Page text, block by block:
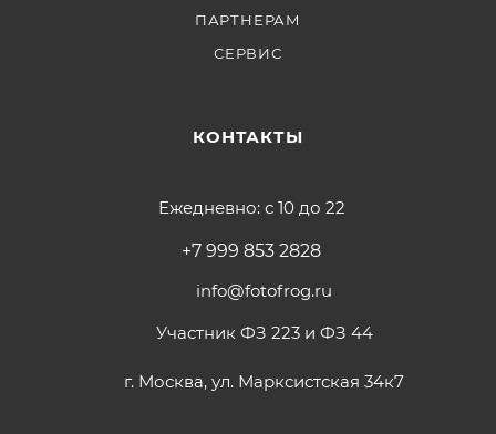
ПАРТНЕРАМ
СЕРВИС
КОНТАКТЫ
Ежедневно: с 10 до 22
+7 999 853 2828
info@fotofrog.ru
Участник ФЗ 223 и ФЗ 44
г. Москва, ул. Марксистская 34к7